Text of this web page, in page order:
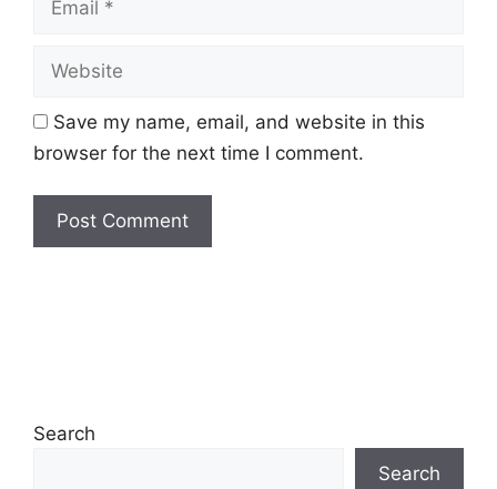
Save my name, email, and website in this
browser for the next time I comment.
Search
Search